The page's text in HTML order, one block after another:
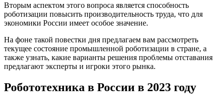
Вторым аспектом этого вопроса является способность
роботизации повысить производительность труда, что для
экономики России имеет особое значение.
На фоне такой повестки дня предлагаем вам рассмотреть
текущее состояние промышленной роботизации в стране, а
также узнать, какие варианты решения проблемы отставания
предлагают эксперты и игроки этого рынка.
Робототехника в России в 2023 году